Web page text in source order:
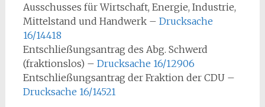
Ausschusses für Wirtschaft, Energie, Industrie,
Mittelstand und Handwerk – Drucksache
16/14418
Entschließungsantrag des Abg. Schwerd
(fraktionslos) – Drucksache 16/12906
Entschließungsantrag der Fraktion der CDU –
Drucksache 16/14521